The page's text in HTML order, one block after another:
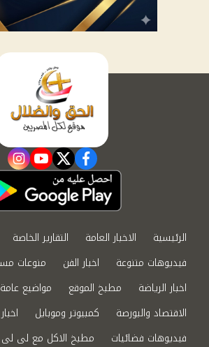
facebook
twitter
الرئيسية الاخبار العامة التقارير الخاصة
فيديوهات متنوعة
اخبار الفن
منوعات
اخبار الرياضة
مطبخ الموقع
مواضيع عامة
الاقتصاد والبورصة
كمبيوتر وموبايل
فيديوهات فضائيات
مطبخ الاكل مع لى لى